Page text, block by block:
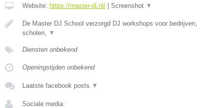
Website: https://master-dj.nl/ Screenshot ▼
De Master DJ School verzorgd DJ workshops voor bedrijven,
scholen,
▼
Diensten onbekend
Openingstijden onbekend
Laatste facebook posts ▼
Sociale media: